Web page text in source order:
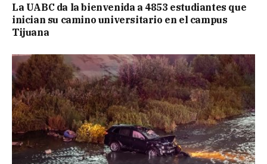
La UABC da la bienvenida a 4853 estudiantes que
inician su camino universitario en el campus
Tijuana